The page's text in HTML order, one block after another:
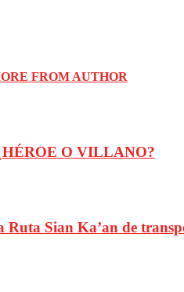
FROM AUTHOR
O VILLANO?
Ruta Sian Ka’an de